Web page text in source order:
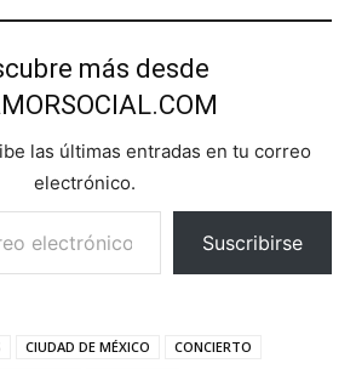
más desde
las últimas entradas en tu correo
electrónico.
Suscribirse
CIUDAD DE MÉXICO
CONCIERTO